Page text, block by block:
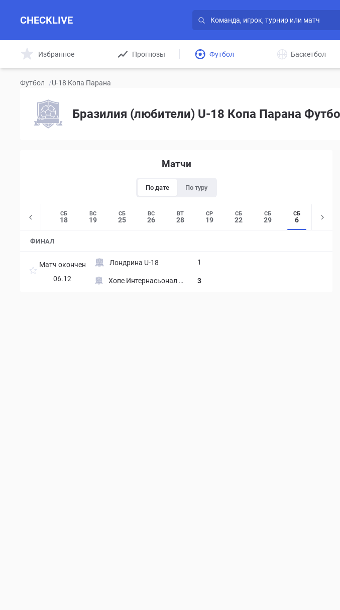
CHECKLIVE
Избранное Прогнозы Футбол Баскетбол
Футбол /U-18 Копа Парана
Бразилия (любители) U-18 Копа Парана
Матчи
По дате По туру
СР
15
СБ
18
ВС
19
СБ
25
ВС
26
ВТ
28
СР
19
СБ
22
СБ
29
СБ
6
ФИНАЛ
Матч окончен
06.12
Лондрина U-18
Хопе Интернасьонал U-
1
3